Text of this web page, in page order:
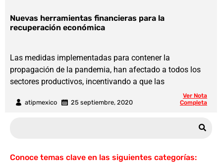
Nuevas herramientas financieras para la
recuperación económica
atipmexico 25 septiembre, 2020
Las medidas implementadas para contener la
propagación de la pandemia, han afectado a todos los
sectores productivos, incentivando a que las
Ver Nota
Completa
Conoce temas clave en las siguientes categorías: